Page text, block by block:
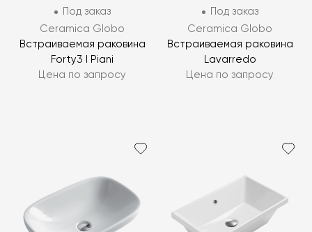
Под заказ
Ceramica Globo
Встраиваемая раковина
Forty3 I Piani
Цена по запросу
Под заказ
Ceramica Globo
Встраиваемая раковина
Lavarredo
Цена по запросу